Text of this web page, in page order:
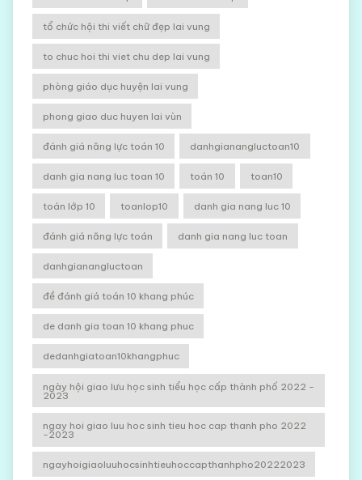
tổ chức hội thi viết chữ đẹp lai vung
to chuc hoi thi viet chu dep lai vung
phòng giáo dục huyện lai vung
phong giao duc huyen lai vùn
đánh giá năng lực toán 10 danhgianangluctoan10
danh gia nang luc toan 10 toán 10 toan10
toán lớp 10 toanlop10 danh gia nang luc 10
đánh giá năng lực toán danh gia nang luc toan
danhgianangluctoan
đề đánh giá toán 10 khang phúc
de danh gia toan 10 khang phuc
dedanhgiatoan10khangphuc
ngày hội giao lưu học sinh tiểu học cấp thành phố 2022 -
2023
ngay hoi giao luu hoc sinh tieu hoc cap thanh pho 2022
-2023
ngayhoigiaoluuhocsinhtieuhoccapthanhpho20222023